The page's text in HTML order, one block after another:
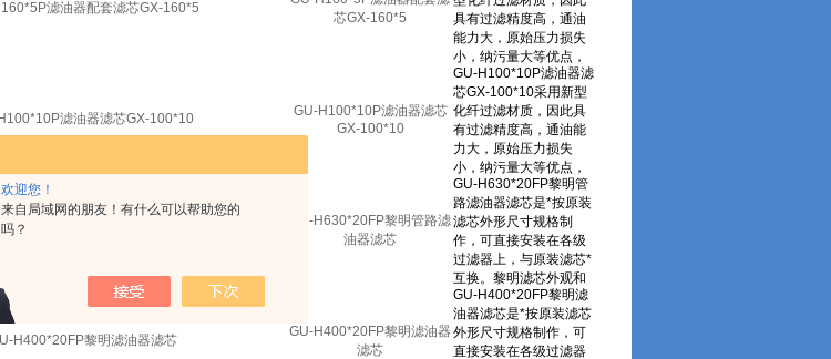
欢迎您！
来自局域网的朋友！有什么可以帮助您的
吗？
芯GX-160*5
GU-H100*10P滤油器滤芯
GX-100*10
GU-H630*20FP黎明管路滤
油器滤芯
GU-H400*20FP黎明滤油器
滤芯